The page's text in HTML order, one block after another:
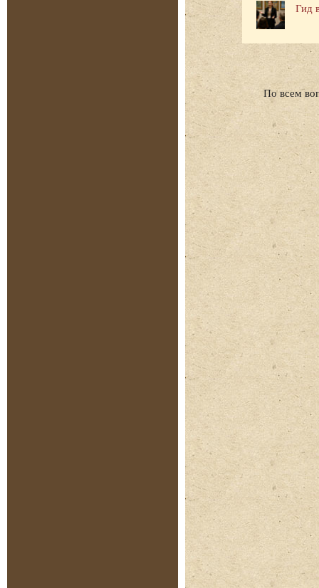
Гид
По всем